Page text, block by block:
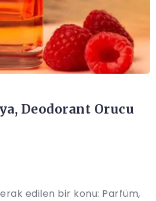
Deodorant Orucu
edilen bir konu: Parfüm,